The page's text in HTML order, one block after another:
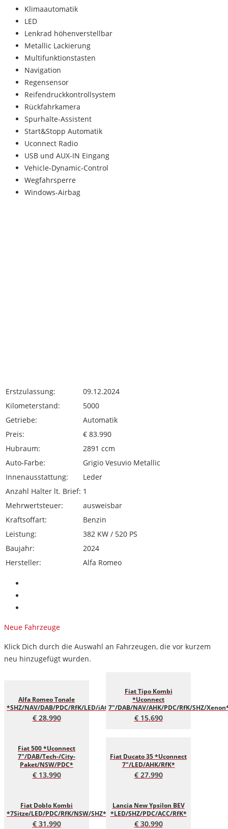
Klimaautomatik
LED
Lenkrad höhenverstellbar
Metallic Lackierung
Multifunktionstasten
Navigation
Regensensor
Reifendruckkontrollsystem
Rückfahrkamera
Spurhalte-Assistent
Start&Stopp Automatik
Uconnect Radio
USB und AUX-IN Eingang
Vehicle-Dynamic-Control
Wegfahrsperre
Windows-Airbag
Erstzulassung:
09.12.2024
Kilometerstand:
5000
Getriebe:
Automatik
Preis:
€ 83.990
Hubraum:
2891 ccm
Auto-Farbe:
Grigio Vesuvio Metallic
Innenausstattung:
Leder
Anzahl Halter lt. Brief: 1
Mehrwertsteuer:
ausweisbar
Kraftsoffart:
Benzin
Leistung:
382 KW / 520 PS
Baujahr:
2024
Hersteller:
Alfa Romeo
Neue Fahrzeuge
Klick Dich durch die Auswahl an Fahrzeugen, die vor kurzem
neu hinzugefügt wurden.
Alfa Romeo Tonale
*SHZ/NAV/DAB/PDC/RfK/LED/iACC*
€ 28.990
Fiat Tipo Kombi
*Uconnect
7"/DAB/NAV/AHK/PDC/RfK/SHZ/
€ 15.690
Fiat 500 *Uconnect
7"/DAB/Tech-/City-
Paket/NSW/PDC*
€ 13.990
Fiat Ducato 35 *Uconnect
7"/LED/AHK/RfK*
€ 27.990
Fiat Doblo Kombi
*7Sitze/LED/PDC/RfK/NSW/SHZ*
€ 31.990
Lancia New Ypsilon BEV
*LED/SHZ/PDC/ACC/RfK*
€ 30.990